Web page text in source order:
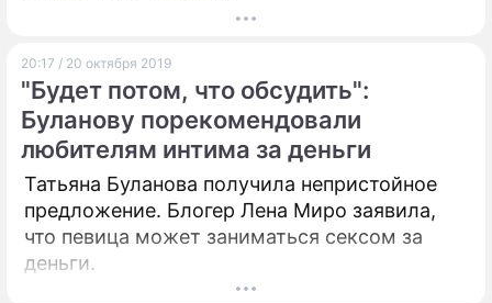
20:17 / 20 октября 2019
"Будет потом, что обсудить":
Буланову порекомендовали
любителям интима за деньги
Татьяна Буланова получила непристойное
предложение. Блогер Лена Миро заявила,
что певица может заниматься сексом за
деньги.